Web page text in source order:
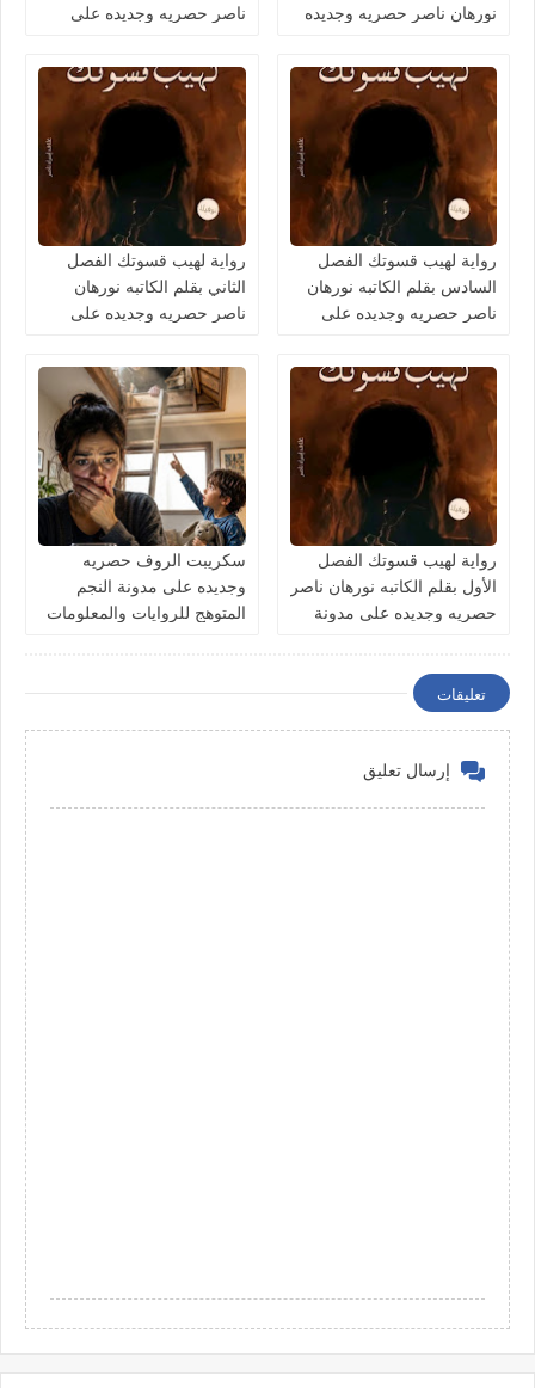
نورهان ناصر حصريه وجديده
ناصر حصريه وجديده على
والمعلومات
رواية لهيب قسوتك الفصل
السادس بقلم الكاتبه نورهان
ناصر حصريه وجديده على
والمعلومات
رواية لهيب قسوتك الفصل
الثاني بقلم الكاتبه نورهان
ناصر حصريه وجديده على
والمعلومات
رواية لهيب قسوتك الفصل
الأول بقلم الكاتبه نورهان ناصر
حصريه وجديده على مدونة
سكريبت الروف حصريه
وجديده على مدونة النجم
المتوهج للروايات والمعلومات
تعليقات
إرسال تعليق